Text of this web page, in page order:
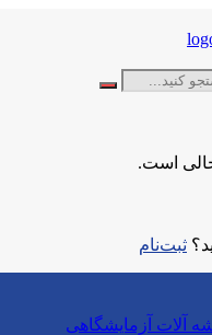
است.
ثبت‌نام
آلات آزمایشگاهی